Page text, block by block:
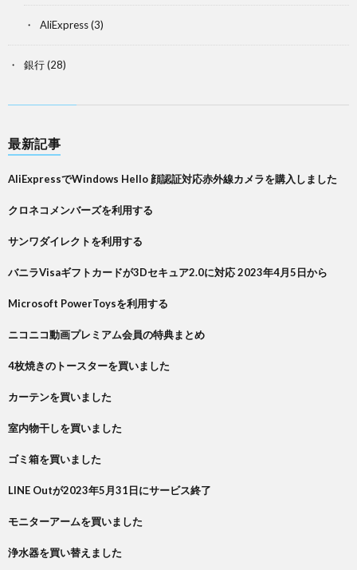
AliExpress(3)
銀行(28)
最新記事
AliExpressでWindows Hello 顔認証対応赤外線カメラを購入しました
クロネコメンバーズを利用する
サンワダイレクトを利用する
バニラVisaギフトカードが3Dセキュア2.0に対応 2023年4月5日から
Microsoft PowerToysを利用する
ニコニコ動画プレミアム会員の特典まとめ
4枚焼きのトースターを買いました
カーテンを買いました
室内物干しを買いました
ゴミ箱を買いました
LINE Outが2023年5月31日にサービス終了
モニターアームを買いました
浄水器を買い替えました